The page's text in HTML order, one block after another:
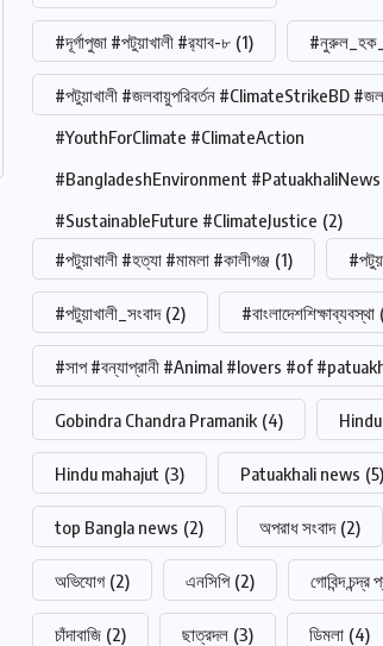
#দূর্গাপুজা #পটুয়াখালী #র‍্যাব-৮ (1)
#পটুয়াখালী #জলবায়ুপরিবর্তন #ClimateStrikeBD
#YouthForClimate #ClimateAction
#BangladeshEnvironment #PatuakhaliNews
#SustainableFuture #ClimateJustice (2)
#পটুয়াখালী #হত্যা #মামলা #কালীগঞ্জ (1)
#পটুয়াখালী_সংবাদ (2) #বাংলাদেশশিক্ষাব্যবস্থা
#সাপ #বন্যাপ্রানী #Animal #lovers #of
Gobindra Chandra Pramanik (4) Hindu
Hindu mahajut (3) Patuakhali news (5)
top Bangla news (2) অপরাধ সংবাদ (2)
অভিযোগ (2) এনসিপি (2) গোবিন্দ চন্দ্র
চাঁদাবাজি (2) ছাত্রদল (3) ডিমলা (4)